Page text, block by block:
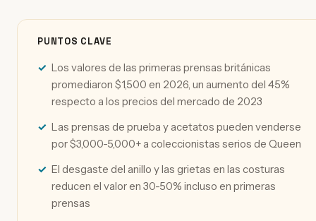
PUNTOS CLAVE
Los valores de las primeras prensas británicas
promediaron $1,500 en 2026, un aumento del 45%
respecto a los precios del mercado de 2023
Las prensas de prueba y acetatos pueden venderse
por $3,000-5,000+ a coleccionistas serios de Queen
El desgaste del anillo y las grietas en las costuras
reducen el valor en 30-50% incluso en primeras
prensas